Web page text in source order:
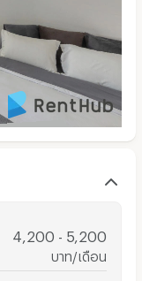
4,200 - 5,200
บาท/เดือน